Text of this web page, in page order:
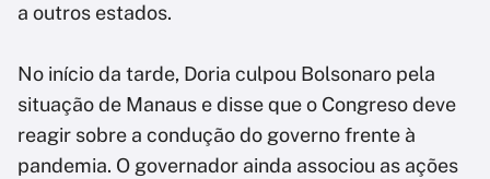
a outros estados.
No início da tarde, Doria culpou Bolsonaro pela
situação de Manaus e disse que o Congreso deve
reagir sobre a condução do governo frente à
pandemia. O governador ainda associou as ações